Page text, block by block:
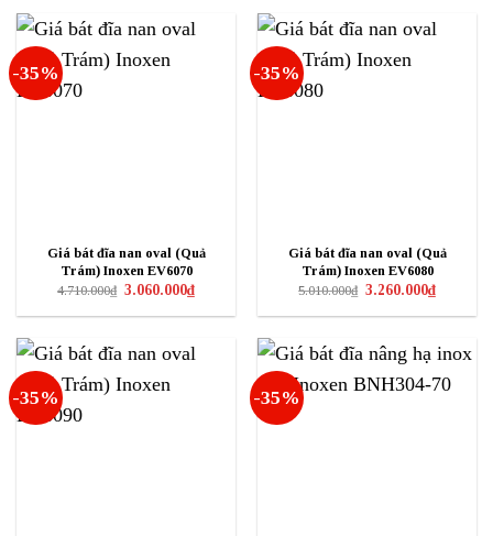
-35%
Giá bát đĩa nan oval (Quả
Trám) Inoxen EV6070
4.710.000₫ Giá
là:
3.060.000₫Giá
hiện
tại
-35%
Giá bát đĩa nan oval (Quả
Trám) Inoxen EV6080
5.010.000₫ Giá
là:
3.260.000₫Giá
hiện
tại
-35% -35%